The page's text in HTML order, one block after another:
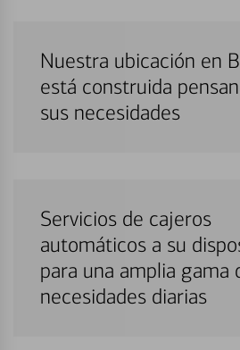
Nuestra ubicación en
está construida
sus necesidades
Servicios de cajeros
automáticos a su
para una amplia gama
necesidades diarias